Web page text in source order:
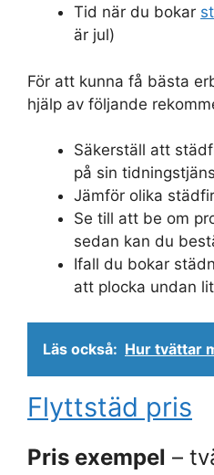
Tid när du bokar
är jul)
För att kunna få bästa
hjälp av följande
Säkerställ att
på sin
Jämför olika
Se till att be om
sedan kan du
Ifall du bokar
att plocka undan
Läs också: Hur tvättar
Flyttstäd pris
Pris exempel –